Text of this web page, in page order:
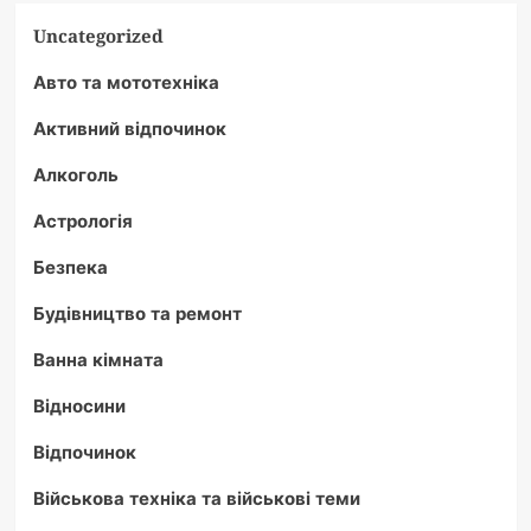
Uncategorized
Авто та мототехніка
Активний відпочинок
Алкоголь
Астрологія
Безпека
Будівництво та ремонт
Ванна кімната
Відносини
Відпочинок
Військова техніка та військові теми